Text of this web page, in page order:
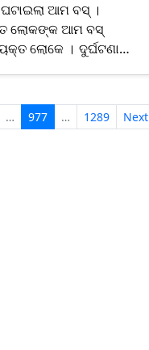
ଆମ ବସ୍ ।
ଲୋକଙ୍କ ଆମ ବସ୍
ଲୋକେ । ଦୁର୍ଘଟଣା
… 977 … 1289 Next